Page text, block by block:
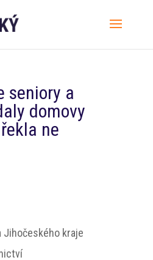
seniory a
domovy
ne
Jihočeského kraje